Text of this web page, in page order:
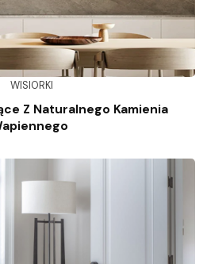
WISIORKI
Z Naturalnego Kamienia